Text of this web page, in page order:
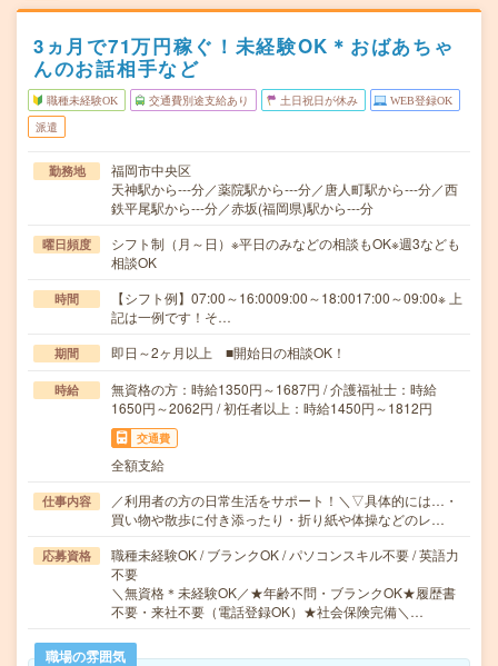
3ヵ月で71万円稼ぐ！未経験OK＊おばあちゃ
んのお話相手など
職種未経験OK 交通費別途支給あり 土日祝日が休み WEB登録OK
派遣
勤務地
福岡市中央区
天神駅から---分／薬院駅から---分／唐人町駅から---分／西
鉄平尾駅から---分／赤坂(福岡県)駅から---分
曜日頻度
シフト制（月～日）※平日のみなどの相談もOK※週3なども
相談OK
時間
【シフト例】07:00～16:0009:00～18:0017:00～09:00※ 上
記は一例です！そ…
期間 即日～2ヶ月以上 ■開始日の相談OK！
時給
無資格の方：時給1350円～1687円 / 介護福祉士：時給
1650円～2062円 / 初任者以上：時給1450円～1812円
交通費
全額支給
仕事内容
／利用者の方の日常生活をサポート！＼▽具体的には…・
買い物や散歩に付き添ったり・折り紙や体操などのレ…
応募資格
職種未経験OK / ブランクOK / パソコンスキル不要 / 英語力
不要
＼無資格＊未経験OK／★年齢不問・ブランクOK★履歴書
不要・来社不要（電話登録OK）★社会保険完備＼…
職場の雰囲気